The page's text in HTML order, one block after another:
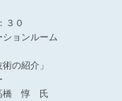
３０
ョンルーム
の紹介」
惇 氏